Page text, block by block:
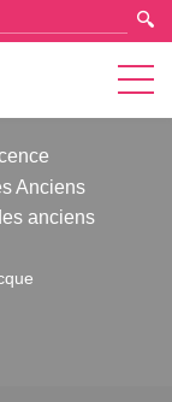
Anciens
anciens